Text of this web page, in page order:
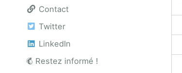
Contact
Twitter
LinkedIn
Restez informé !